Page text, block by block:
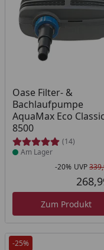
Oase Filter- &
Bachlaufpumpe
AquaMax Eco Classic
8500
(14)
Produkt am Lager
Am Lager
-20% UVP
Zum Produkt
-25%